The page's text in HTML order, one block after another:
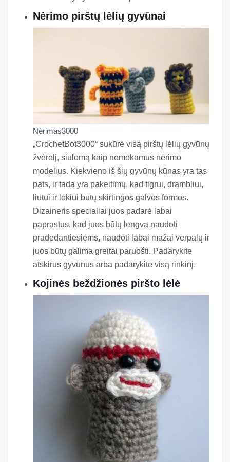
Nėrimo pirštų lėlių gyvūnai
Nėrimas3000
„CrochetBot3000“ sukūrė visą pirštų lėlių gyvūnų
žvėrelį, siūlomą kaip nemokamus nėrimo
modelius. Kiekvieno iš šių gyvūnų kūnas yra tas
pats, ir tada yra pakeitimų, kad tigrui, drambliui,
liūtui ir lokiui būtų skirtingos galvos formos.
Dizaineris specialiai juos padarė labai
paprastus, kad juos būtų lengva naudoti
pradedantiesiems, naudoti labai mažai verpalų ir
juos būtų galima greitai paruošti. Padarykite
atskirus gyvūnus arba padarykite visą rinkinį.
Kojinės beždžionės piršto lėlė